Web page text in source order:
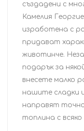
създадени с
Камелия
изработена с
придават
животинче.
подарък за
внесете малко
нашите сладки
направят
топлина с